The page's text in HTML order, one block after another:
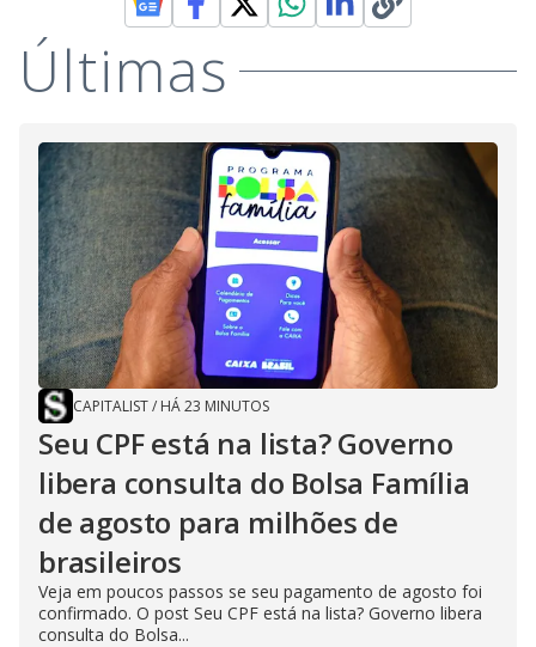
Últimas
CAPITALIST/ HÁ 23 MINUTOS
Seu CPF está na lista? Governo
libera consulta do Bolsa Família
de agosto para milhões de
brasileiros
Veja em poucos passos se seu pagamento de agosto foi
confirmado. O post Seu CPF está na lista? Governo libera
consulta do Bolsa...